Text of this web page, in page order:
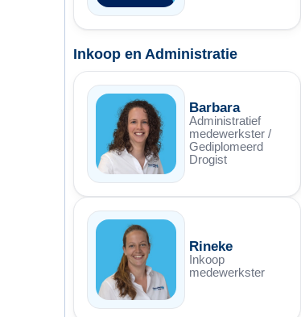
Inkoop en Administratie
Barbara
Administratief
medewerkster /
Gediplomeerd
Drogist
Rineke
Inkoop
medewerkster